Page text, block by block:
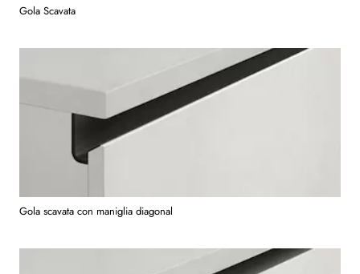
Gola Scavata
Gola scavata con maniglia diagonal